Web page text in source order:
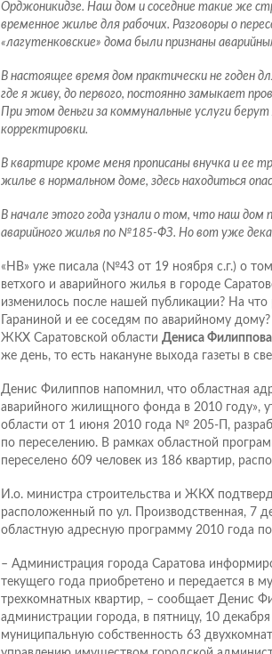
Орджоникидзе. Наш дом и соседние такие же
временное жилье для рабочих. Разговоры о
«лагутенковские» дома были признаны
В настоящее время дом практически не годен
где я живу, до первого, постоянно замыкает
При этом деньги за коммунальные услуги
корректировки.
В квартире кроме меня прописаны внучка и ее
жилье в нормальном доме, здесь находиться
В начале этого года узнали о том, что наш дом
аварийного жилья по №185-ФЗ. Но вот уже
«НВ» уже писала (№43 от 19 ноября с.г.) о
ветхого и аварийного жилья в городе
изменилось после нашей публикации? На
Гараниной и ее соседям по аварийному
ЖКХ Саратовской области Дениса Филиппова
же день, то есть накануне выхода газеты в
Денис Филиппов напомнил, что областная
аварийного жилищного фонда в 2010 году»,
области от 1 июня 2010 года № 205-П,
по переселению. В рамках областной
переселено 609 человек из 186 квартир,
И.о. министра строительства и ЖКХ
расположенный по ул. Производственная, 7
областную адресную программу 2010 года
– Администрация города Саратова
текущего года приобретено и передается в
трехкомнатных квартир, – сообщает Денис
администрации города, в пятницу, 10 декабря
муниципальную собственность 63